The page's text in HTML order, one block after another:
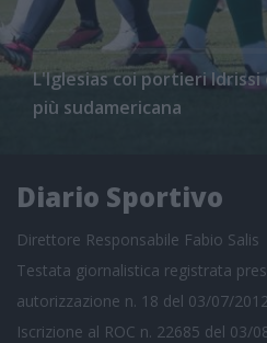
L'Iglesias coi portieri
più sudamericana
Diario Sportivo
Direttore Responsabile Fabio Salis
Testata giornalistica registrata
autorizzazione n. 18 del 03/07/2012
Iscrizione al ROC n. 22685 del 03/